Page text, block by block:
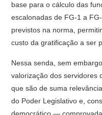
base para o cálculo das
escalonadas de FG-1 a
previstos na norma,
custo da gratificação a ser
Nessa senda, sem
valorização dos servidores
que são de suma
do Poder Legislativo e,